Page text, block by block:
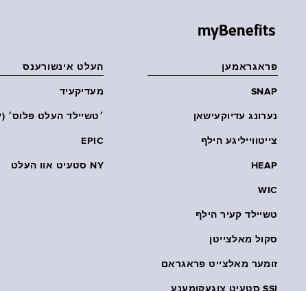
myBenefits
פראגראמען
SNAP
נערונג עדיוקעישאן
צייטווייליגע הילף
HEAP
WIC
טשיילד קעיר הילף
סקול מאלצייטן
זומער מאלצייט פראגראם
SSI סטעיט צוגעקומענע
העלט אינשורענס
מעדיקעיד
׳טשיילד העלט פּלוס׳ (CHP)
EPIC
NY סטעיט אוו העלט